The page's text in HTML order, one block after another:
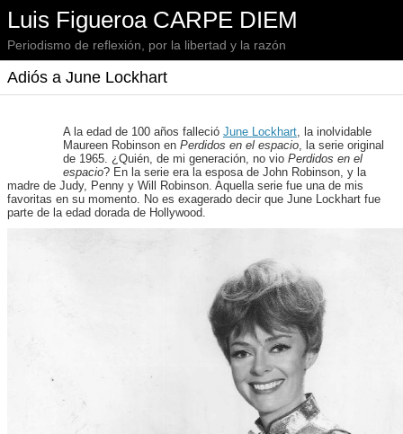
Luis Figueroa CARPE DIEM
Periodismo de reflexión, por la libertad y la razón
Adiós a June Lockhart
A la edad de 100 años falleció June Lockhart, la inolvidable
Maureen Robinson en Perdidos en el espacio, la serie original
de 1965. ¿Quién, de mi generación, no vio Perdidos en el
espacio? En la serie era la esposa de John Robinson, y la
madre de Judy, Penny y Will Robinson. Aquella serie fue una de mis
favoritas en su momento. No es exagerado decir que June Lockhart fue
parte de la edad dorada de Hollywood.